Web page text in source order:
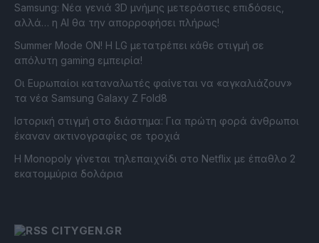
Samsung: Νέα γενιά 3D μνήμης μετεράστιες επιδόσεις,
αλλά… η AI θα την απορροφήσει πλήρως!
Summer Mode ON! Η LG μετατρέπει κάθε στιγμή σε
απόλυτη gaming εμπειρία!
Οι Ευρωπαίοι καταναλωτές φαίνεται να «αγκαλιάζουν»
τα νέα Samsung Galaxy Z Fold8
Ιστορική στιγμή στο διάστημα: Για πρώτη φορά άνθρωποι
έκαναν ακτινογραφίες σε τροχιά
Η Monopoly γίνεται τηλεπαιχνίδι στο Netflix με έπαθλο 2
εκατομμύρια δολάρια
CITYGEN.GR